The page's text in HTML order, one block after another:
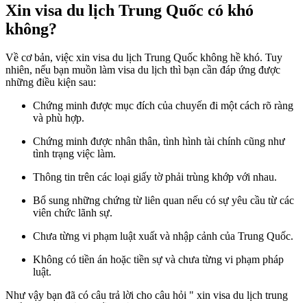
Xin visa du lịch Trung Quốc có khó
không?
Về cơ bản, việc xin visa du lịch Trung Quốc không hề khó. Tuy
nhiên, nếu bạn muồn làm visa du lịch thì bạn cần đáp ứng được
những điều kiện sau:
Chứng minh được mục đích của chuyến đi một cách rõ ràng
và phù hợp.
Chứng minh được nhân thân, tình hình tài chính cũng như
tình trạng việc làm.
Thông tin trên các loại giấy tờ phải trùng khớp với nhau.
Bổ sung những chứng từ liên quan nếu có sự yêu cầu từ các
viên chức lãnh sự.
Chưa từng vi phạm luật xuất và nhập cảnh của Trung Quốc.
Không có tiền án hoặc tiền sự và chưa từng vi phạm pháp
luật.
Như vậy bạn đã có câu trả lời cho câu hỏi " xin visa du lịch trung